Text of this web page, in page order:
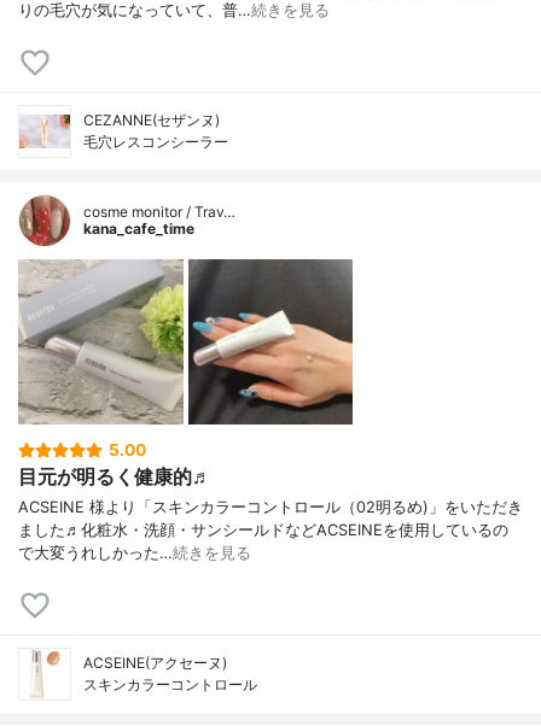
りの毛穴が気になっていて、普…続きを見る
CEZANNE(セザンヌ)
毛穴レスコンシーラー
cosme monitor / Trav…
kana_cafe_time
5.00
目元が明るく健康的♬
ACSEINE 様より「スキンカラーコントロール（02明るめ)」をいただき
ました♬化粧水・洗顔・サンシールドなどACSEINEを使用しているの
で大変うれしかった…続きを見る
ACSEINE(アクセーヌ)
スキンカラーコントロール